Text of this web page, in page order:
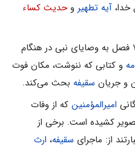
آیه تطهیر وحدیث کساء
و کتابى که ننوشت، مکان فوت
و جریان سقیفه بحث مى‌کند.
امیرالمؤمنین که از وفات
کشیده است. برخی از
از: ماجرای سقیفه، ارث